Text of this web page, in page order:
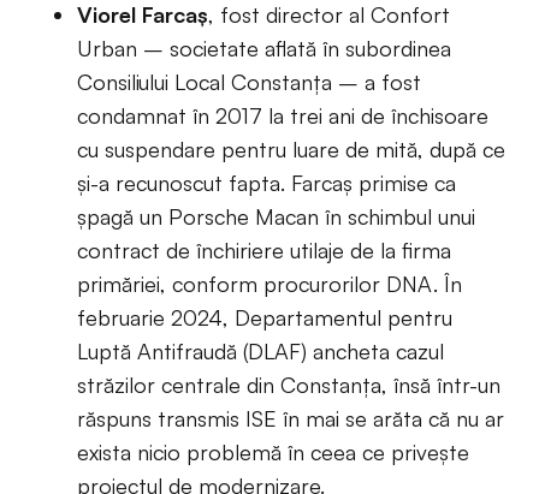
Viorel Farcaș, fost director al Confort
Urban – societate aflată în subordinea
Consiliului Local Constanța – a fost
condamnat în 2017 la trei ani de închisoare
cu suspendare pentru luare de mită, după ce
și-a recunoscut fapta. Farcaș primise ca
șpagă un Porsche Macan în schimbul unui
contract de închiriere utilaje de la firma
primăriei, conform procurorilor DNA. În
februarie 2024, Departamentul pentru
Luptă Antifraudă (DLAF) ancheta cazul
străzilor centrale din Constanța, însă într-un
răspuns transmis ISE în mai se arăta că nu ar
exista nicio problemă în ceea ce privește
proiectul de modernizare.